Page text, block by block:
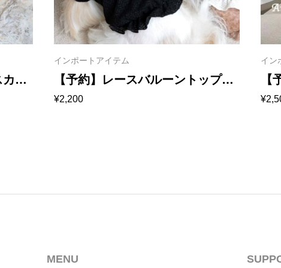
ー
インポートアイテム
【予約】レースバルーントップ
ス 1028
¥2,200
イン
¥
MENU